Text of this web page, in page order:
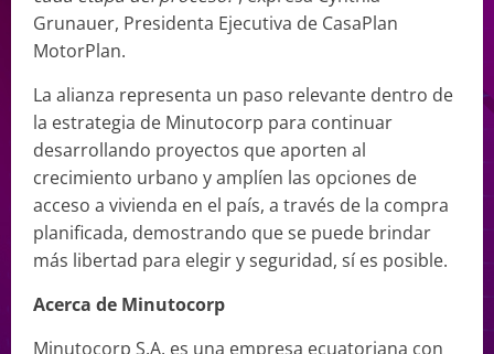
Grunauer, Presidenta Ejecutiva de CasaPlan
MotorPlan.
La alianza representa un paso relevante dentro de
la estrategia de Minutocorp para continuar
desarrollando proyectos que aporten al
crecimiento urbano y amplíen las opciones de
acceso a vivienda en el país, a través de la compra
planificada, demostrando que se puede brindar
más libertad para elegir y seguridad, sí es posible.
Acerca de Minutocorp
Minutocorp S.A. es una empresa ecuatoriana con